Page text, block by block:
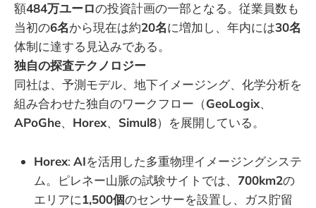
額484万ユーロの投資計画の一部となる。従業員数も
当初の6名から現在は約20名に増加し、年内には30名
体制に達する見込みである。
独自の探査テクノロジー
同社は、予測モデル、地下イメージング、化学分析を
組み合わせた独自のワークフロー（GeoLogix、
APoGhe、 Horex、 Simul8）を展開している。
Horex: AIを活用した多重物理イメージングシステ
ム。ピレネー山脈の試験サイトでは、 700km2の
エリアに1,500個のセンサーを設置し、ガス貯留